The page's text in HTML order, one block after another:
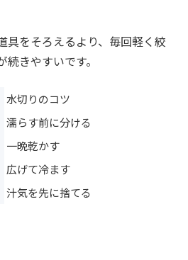
具をそろえるより、毎回軽く絞
きやすいです。
水切りのコツ
濡らす前に分ける
一晩乾かす
広げて冷ます
汁気を先に捨てる